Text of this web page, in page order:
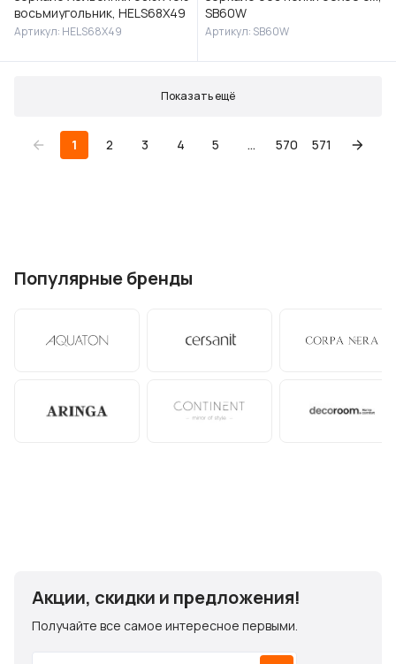
восьмиугольник, HELS68X49
Артикул: HELS68X49
SB60W
Артикул: SB60W
Показать ещё
1 2 3 4 5 ... 570 571
Популярные бренды
Акции, скидки и предложения!
Получайте все самое интересное первыми.